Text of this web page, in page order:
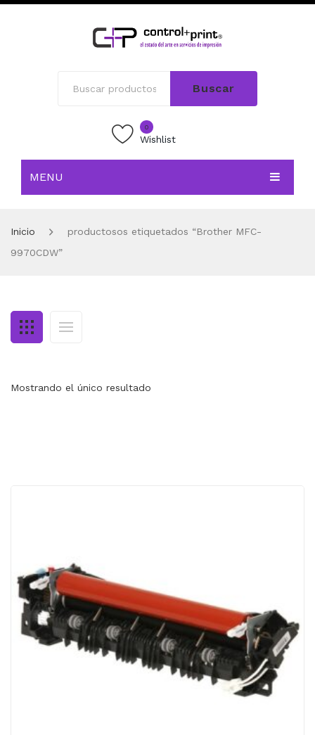
Buscar
0
Wishlist
MENU
TIENDA
MI CUENTA
Inicio
productosos etiquetados “Brother MFC-
9970CDW”
Mostrando el único resultado